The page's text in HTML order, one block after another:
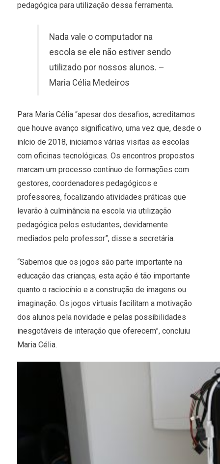
pedagógica para utilização dessa ferramenta.
Nada vale o computador na
escola se ele não estiver sendo
utilizado por nossos alunos. –
Maria Célia Medeiros
Para Maria Célia “apesar dos desafios, acreditamos
que houve avanço significativo, uma vez que, desde o
início de 2018, iniciamos várias visitas as escolas
com oficinas tecnológicas. Os encontros propostos
marcam um processo contínuo de formações com
gestores, coordenadores pedagógicos e
professores, focalizando atividades práticas que
levarão à culminância na escola via utilização
pedagógica pelos estudantes, devidamente
mediados pelo professor”, disse a secretária.
“Sabemos que os jogos são parte importante na
educação das crianças, esta ação é tão importante
quanto o raciocínio e a construção de imagens ou
imaginação. Os jogos virtuais facilitam a motivação
dos alunos pela novidade e pelas possibilidades
inesgotáveis de interação que oferecem”, concluiu
Maria Célia.